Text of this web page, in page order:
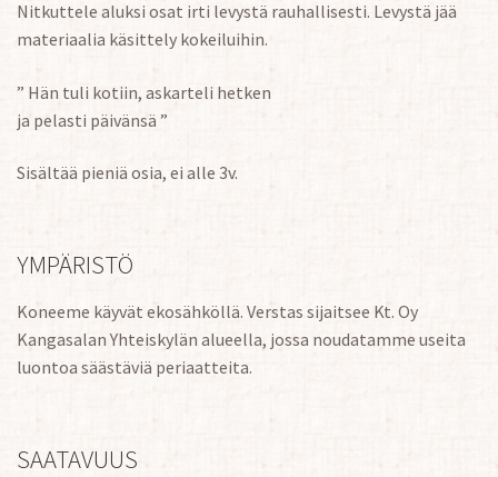
Nitkuttele aluksi osat irti levystä rauhallisesti. Levystä jää
materiaalia käsittely kokeiluihin.
” Hän tuli kotiin, askarteli hetken
ja pelasti päivänsä ”
Sisältää pieniä osia, ei alle 3v.
YMPÄRISTÖ
Koneeme käyvät ekosähköllä. Verstas sijaitsee Kt. Oy
Kangasalan Yhteiskylän alueella, jossa noudatamme useita
luontoa säästäviä periaatteita.
SAATAVUUS